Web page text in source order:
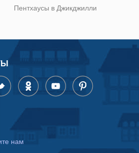
Пентхаусы в Джикджилли
нам